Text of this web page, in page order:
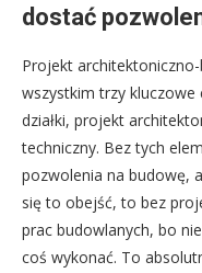
dostać
Projekt
wszystkim trzy
działki, projekt
techniczny. Bez tych
pozwolenia na budowę,
się to obejść, to bez
prac budowlanych, bo
coś wykonać. To